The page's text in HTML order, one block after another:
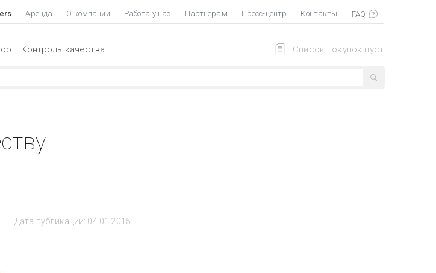
Аренда О компании Работа у нас Партнерам Пресс-центр Контакты
Список покупок пуст
Контроль качества
Дата публикации: 04.01.2015